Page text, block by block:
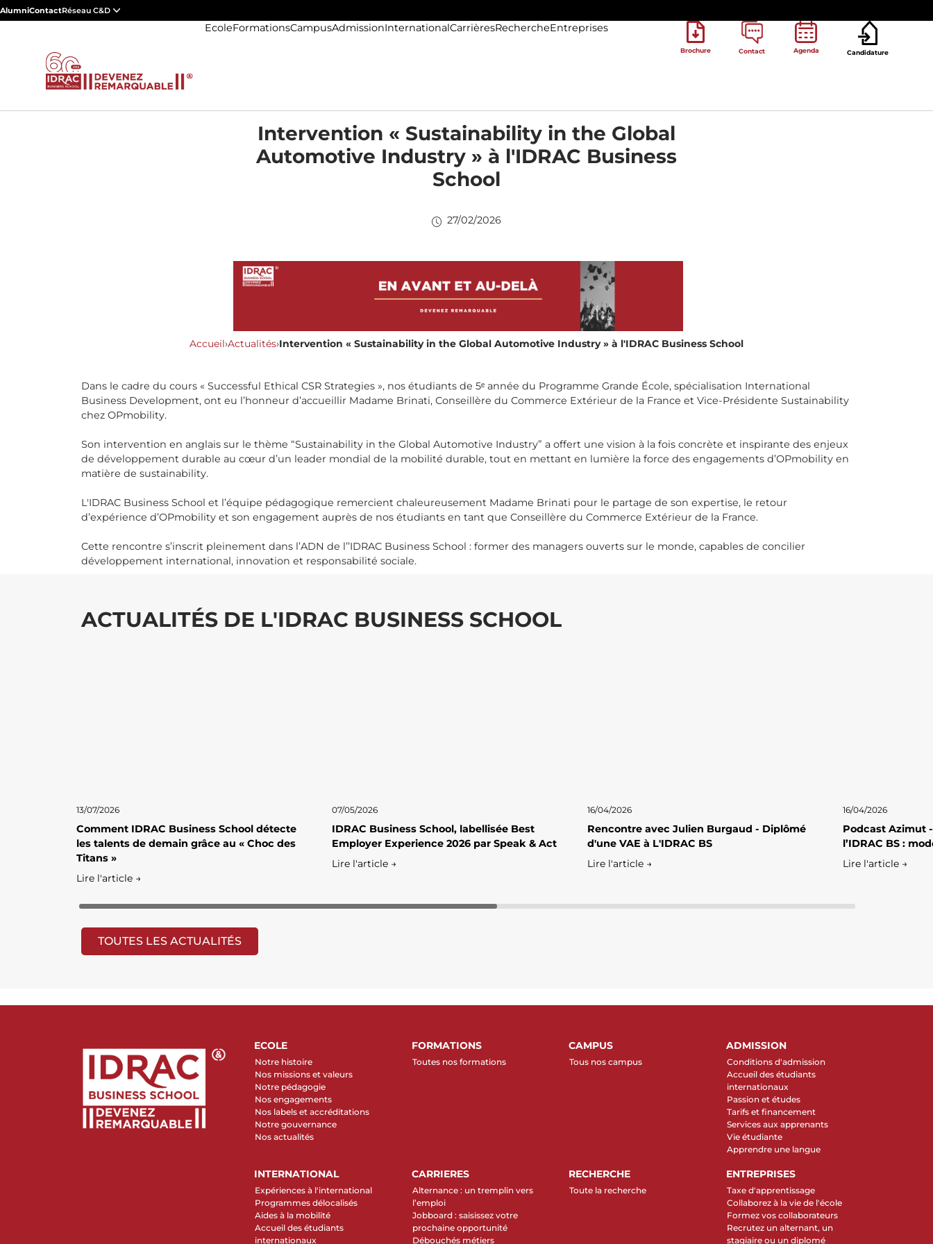
AlumniContactRéseau C&D
EcoleFormationsCampusAdmissionInternationalCarrièresRechercheEntreprises
Brochure Contact Agenda Candidature
Intervention « Sustainability in the Global
Automotive Industry » à l'IDRAC Business
School
27/02/2026
Accueil›Actualités›Intervention « Sustainability in the Global Automotive Industry » à l'IDRAC Business School
Dans le cadre du cours « Successful Ethical CSR Strategies », nos étudiants de 5ᵉ année du Programme Grande École, spécialisation International
Business Development, ont eu l’honneur d’accueillir Madame Brinati, Conseillère du Commerce Extérieur de la France et Vice-Présidente Sustainability
chez OPmobility.
Son intervention en anglais sur le thème “Sustainability in the Global Automotive Industry” a offert une vision à la fois concrète et inspirante des enjeux
de développement durable au cœur d’un leader mondial de la mobilité durable, tout en mettant en lumière la force des engagements d’OPmobility en
matière de sustainability.
L'IDRAC Business School et l’équipe pédagogique remercient chaleureusement Madame Brinati pour le partage de son expertise, le retour
d’expérience d’OPmobility et son engagement auprès de nos étudiants en tant que Conseillère du Commerce Extérieur de la France.
Cette rencontre s’inscrit pleinement dans l’ADN de l’’IDRAC Business School : former des managers ouverts sur le monde, capables de concilier
développement international, innovation et responsabilité sociale.
ACTUALITÉS DE L'IDRAC BUSINESS SCHOOL
13/07/2026
Comment IDRAC Business School détecte
les talents de demain grâce au « Choc des
Titans »
Lire l'article →
07/05/2026
IDRAC Business School, labellisée Best
Employer Experience 2026 par Speak & Act
Lire l'article →
16/04/2026
Rencontre avec Julien Burgaud - Diplômé
d'une VAE à L'IDRAC BS
Lire l'article →
16/04/2026
Podcast Azimut
l’IDRAC BS :
Lire l'article →
TOUTES LES ACTUALITÉS
ECOLE
Notre histoire
Nos missions et valeurs
Notre pédagogie
Nos engagements
Nos labels et accréditations
Notre gouvernance
Nos actualités
FORMATIONS
Toutes nos formations
CAMPUS
Tous nos campus
ADMISSION
Conditions d'admission
Accueil des étudiants
internationaux
Passion et études
Tarifs et financement
Services aux apprenants
Vie étudiante
Apprendre une langue
INTERNATIONAL
Expériences à l'international
Programmes délocalisés
Aides à la mobilité
Accueil des étudiants
internationaux
CARRIERES
Alternance : un tremplin vers
l’emploi
Jobboard : saisissez votre
prochaine opportunité
Débouchés métiers
RECHERCHE
Toute la recherche
ENTREPRISES
Taxe d'apprentissage
Collaborez à la vie de l'école
Formez vos collaborateurs
Recrutez un alternant, un
stagiaire ou un diplomé